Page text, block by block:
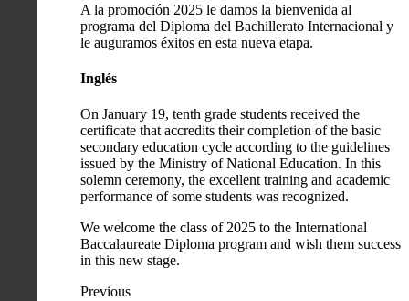
A la promoción 2025 le damos la bienvenida al
programa del Diploma del Bachillerato Internacional y
le auguramos éxitos en esta nueva etapa.
Inglés
On January 19, tenth grade students received the
certificate that accredits their completion of the basic
secondary education cycle according to the guidelines
issued by the Ministry of National Education. In this
solemn ceremony, the excellent training and academic
performance of some students was recognized.
We welcome the class of 2025 to the International
Baccalaureate Diploma program and wish them success
in this new stage.
Previous